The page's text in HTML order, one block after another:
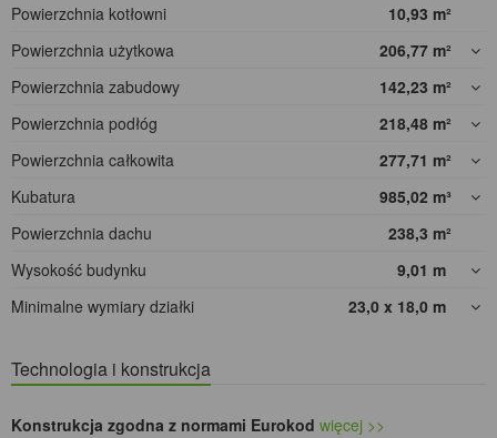
Powierzchnia kotłowni
10,93 m²
Powierzchnia użytkowa
206,77 m²
Powierzchnia zabudowy
142,23 m²
Powierzchnia podłóg
218,48 m²
Powierzchnia całkowita
277,71 m²
Kubatura
985,02 m³
Powierzchnia dachu
238,3 m²
Wysokość budynku
9,01 m
Minimalne wymiary działki
23,0 x 18,0 m
Technologia i konstrukcja
Konstrukcja zgodna z normami Eurokod więcej >>